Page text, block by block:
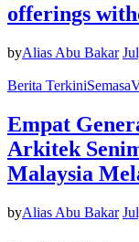
offerings
byAlias Abu Bakar
Berita TerkiniSemasa
Empat
Arkitek
Malaysia
byAlias Abu Bakar